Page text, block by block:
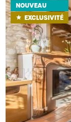
NOUVEAU
star EXCLUSIVITÉ